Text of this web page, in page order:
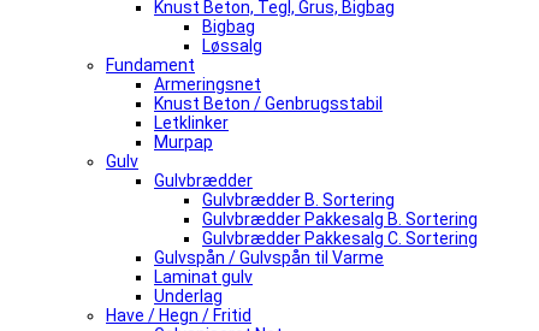
Knust Beton, Tegl, Grus, Bigbag
Bigbag
Løssalg
Fundament
Armeringsnet
Knust Beton / Genbrugsstabil
Letklinker
Murpap
Gulv
Gulvbrædder
Gulvbrædder B. Sortering
Gulvbrædder Pakkesalg B. Sortering
Gulvbrædder Pakkesalg C. Sortering
Gulvspån / Gulvspån til Varme
Laminat gulv
Underlag
Have / Hegn / Fritid